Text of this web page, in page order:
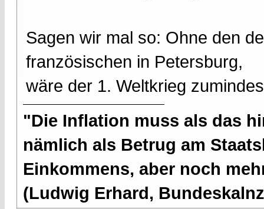
Sagen wir mal so: Ohne den
französischen in Petersburg,
wäre der 1. Weltkrieg
"Die Inflation muss als das
nämlich als Betrug am
Einkommens, aber noch
(Ludwig Erhard,